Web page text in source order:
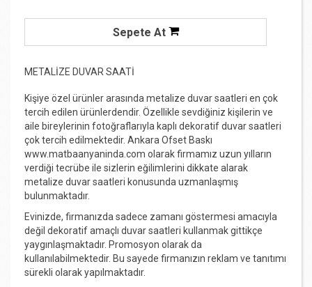
Sepete At
METALİZE DUVAR SAATİ
Kişiye özel ürünler arasında metalize duvar saatleri en çok
tercih edilen ürünlerdendir. Özellikle sevdiğiniz kişilerin ve
aile bireylerinin fotoğraflarıyla kaplı dekoratif duvar saatleri
çok tercih edilmektedir. Ankara Ofset Baskı
www.matbaanyaninda.com olarak firmamız uzun yılların
verdiği tecrübe ile sizlerin eğilimlerini dikkate alarak
metalize duvar saatleri konusunda uzmanlaşmış
bulunmaktadır.
Evinizde, firmanızda sadece zamanı göstermesi amacıyla
değil dekoratif amaçlı duvar saatleri kullanmak gittikçe
yaygınlaşmaktadır. Promosyon olarak da
kullanılabilmektedir. Bu sayede firmanızın reklam ve tanıtımı
sürekli olarak yapılmaktadır.